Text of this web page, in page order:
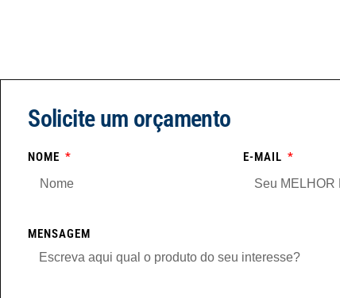
Solicite um orçamento
NOME E-MAIL
MENSAGEM